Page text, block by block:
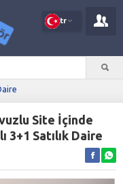
tr
Site İçinde
3+1 Satılık Daire